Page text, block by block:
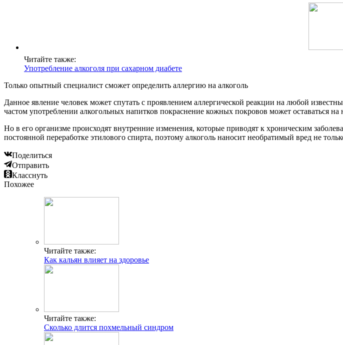
Читайте также:
Употребление алкоголя при сахарном диабете
Только опытный специалист сможет определить аллергию на алкоголь
Данное явление человек может спутать с проявлением аллергической реакции на любой
частом употреблении алкогольных напитков покраснение кожных покровов может оставаться на
Но в его организме происходят внутренние изменения, которые приводят к хроническим
постоянной переработке этилового спирта, поэтому алкоголь наносит необратимый вред не
Поделиться
Отправить
Класснуть
Похожее
Читайте также:
Как кальян влияет на здоровье
Читайте также:
Сколько длится похмельный синдром